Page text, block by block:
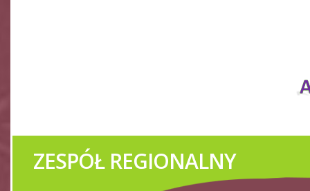
IMPREZY